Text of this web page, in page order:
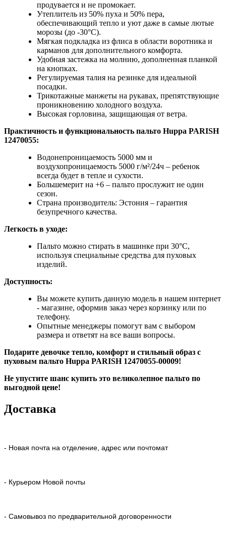
продувается и не промокает.
Утеплитель из 50% пуха и 50% пера,
обеспечивающий тепло и уют даже в самые лютые
морозы (до -30°C).
Мягкая подкладка из флиса в области воротника и
карманов для дополнительного комфорта.
Удобная застежка на молнию, дополненная планкой
на кнопках.
Регулируемая талия на резинке для идеальной
посадки.
Трикотажные манжеты на рукавах, препятствующие
проникновению холодного воздуха.
Высокая горловина, защищающая от ветра.
Практичность и функциональность пальто Huppa PARISH
12470055:
Водонепроницаемость 5000 мм и
воздухопроницаемость 5000 г/м²/24ч – ребенок
всегда будет в тепле и сухости.
Большемерит на +6 – пальто прослужит не один
сезон.
Страна производитель: Эстония – гарантия
безупречного качества.
Легкость в уходе:
Пальто можно стирать в машинке при 30°C,
используя специальные средства для пуховых
изделий.
Доступность:
Вы можете купить данную модель в нашем интернет
- магазине, оформив заказ через корзинку или по
телефону.
Опытные менеджеры помогут вам с выбором
размера и ответят на все ваши вопросы.
Подарите девочке тепло, комфорт и стильный образ с
пуховым пальто Huppa PARISH 12470055-00009!
Не упустите шанс купить это великолепное пальто по
выгодной цене!
Доставка
- Новая почта на отделение, адрес или почтомат
- Курьером Новой почты
- Самовывоз по предварительной договоренности